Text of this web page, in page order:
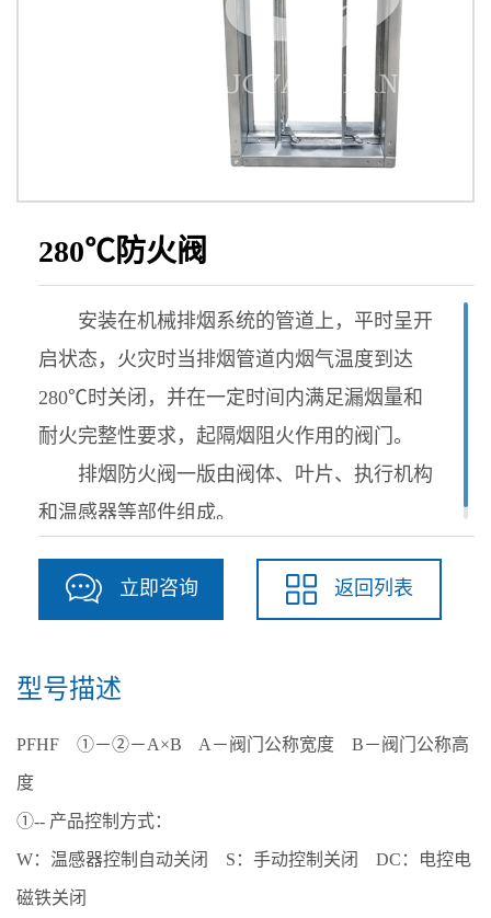
280℃防火阀
安装在机械排烟系统的管道上，平时呈开
启状态，火灾时当排烟管道内烟气温度到达
280℃时关闭，并在一定时间内满足漏烟量和
耐火完整性要求，起隔烟阻火作用的阀门。
排烟防火阀一版由阀体、叶片、执行机构
和温感器等部件组成。
立即咨询 返回列表
型号描述
PFHF ①－②－A×B A－阀门公称宽度 B－阀门公称高
度
①-- 产品控制方式：
W：温感器控制自动关闭 S：手动控制关闭 DC：电控电
磁铁关闭